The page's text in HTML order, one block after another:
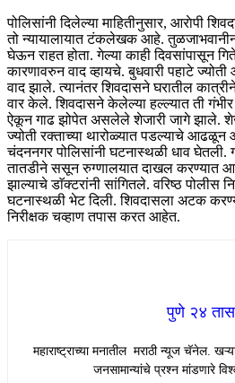
पोलिसांनी दिलेल्या माहितीनुसार, आराेपी
तो न्यायालायात टंकलेखक आहे.
घेऊन राहत होता. गेल्या काही दिवसांपासून
कारणावरुन वाद व्हायचे. बुधवारी पहाटे
वाद झाले. त्यानंतर शिवदासने घरातील
वार केले. शिवदासने केलेल्या हल्ल्यात ती
ऐकून गाढ झोपेत असलेले शेजारी जागे झाले.
ज्योती रक्ताच्या थारोळ्यात पडल्याचे आढळून
चंदननगर पोलिसांनी घटनास्थळी धाव घेतली.
तातडीने ससून रुग्णालयात दाखल करण्यात
झाल्याचे डाॅक्टरांनी सांगितले. वरिष्ठ पोलीस
घटनास्थळी भेट दिली. शिवदासला अटक
निरीक्षक चव्हाण तपास करत आहेत.
पुणे २४ तास
महाराष्ट्राच्या मनातील मराठी न्यूज चॅनेल.
जनसामान्यांचे प्रश्न मांडणारे